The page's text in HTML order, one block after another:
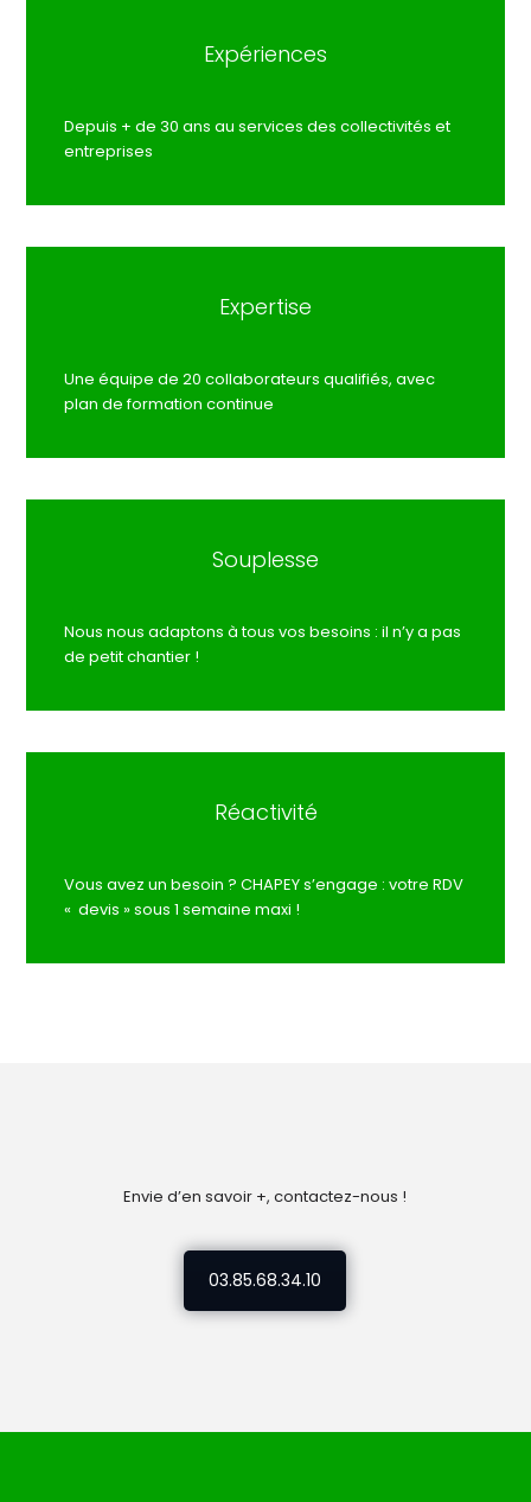
Expériences
Depuis + de 30 ans au services des collectivités et
entreprises
Expertise
Une équipe de 20 collaborateurs qualifiés, avec
plan de formation continue
Souplesse
Nous nous adaptons à tous vos besoins : il n’y a pas
de petit chantier !
Réactivité
Vous avez un besoin ? CHAPEY s’engage : votre RDV
« devis » sous 1 semaine maxi !
Envie d’en savoir +, contactez-nous !
03.85.68.34.10